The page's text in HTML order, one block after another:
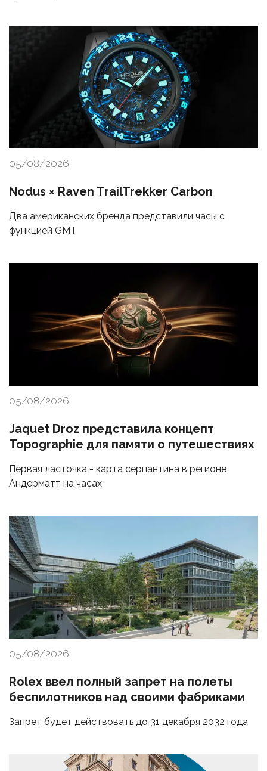
05/08/2026
Nodus × Raven TrailTrekker Carbon
Два американских бренда представили часы с
функцией GMT
05/08/2026
Jaquet Droz представила концепт
Topographie для памяти о путешествиях
Первая ласточка - карта серпантина в регионе
Андерматт на часах
05/08/2026
Rolex ввел полный запрет на полеты
беспилотников над своими фабриками
Запрет будет действовать до 31 декабря 2032 года